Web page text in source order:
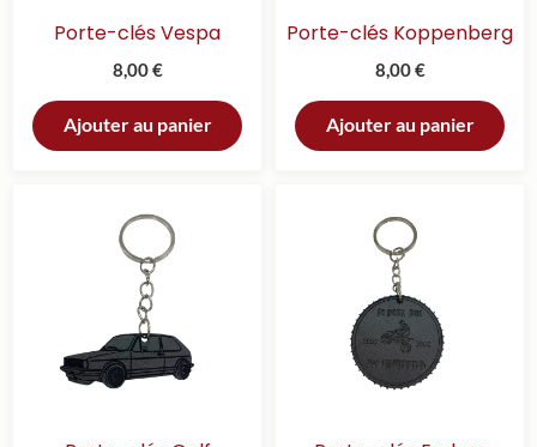
Porte-clés Vespa
8,00€
Ajouter au panier
Porte-clés Koppenberg
8,00€
Ajouter au panier